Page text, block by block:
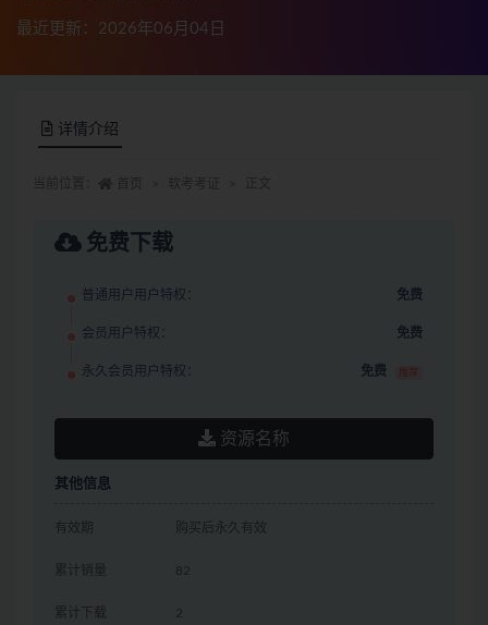
最近更新：2026年06月04日
详情介绍
免费下载
普通用户用户特权： 免费
会员用户特权： 免费
永久会员用户特权： 免费 推荐
资源名称
其他信息
有效期 购买后永久有效
累计销量 82
累计下载 2